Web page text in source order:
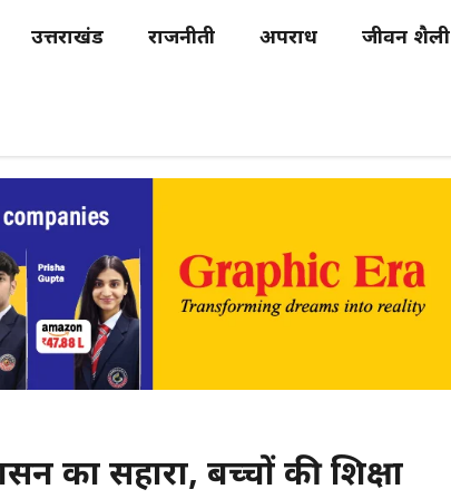
उत्तराखंड राजनीती अपराध जीवन शैली
का सहारा, बच्चों की शिक्षा